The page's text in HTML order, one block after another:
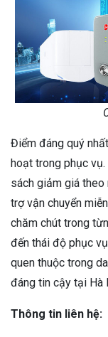
Điểm đáng quý
hoạt trong phục
sách giảm giá theo
trợ vận chuyển
chăm chút trong
đến thái độ phục
quen thuộc trong
đáng tin cậy tại Hà
Thông tin liên hệ: